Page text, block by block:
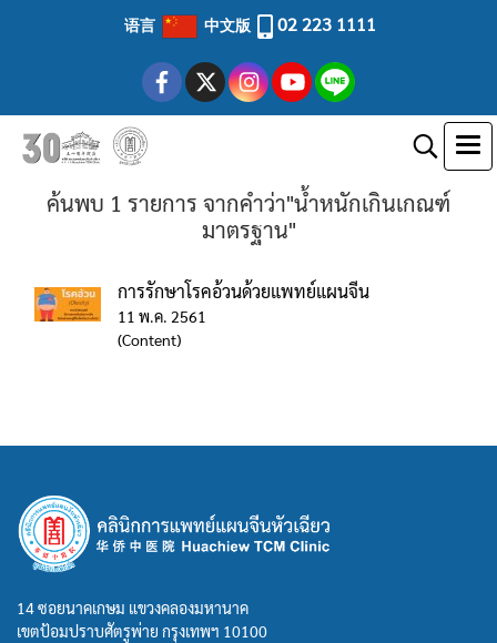
语言 中文版 02 223 1111
ค้นพบ 1 รายการ จากคำว่า"น้ำหนักเกินเกณฑ์
มาตรฐาน"
การรักษาโรคอ้วนด้วยแพทย์แผนจีน
11 พ.ค. 2561
(Content)
14 ซอยนาคเกษม แขวงคลองมหานาค
เขตป้อมปราบศัตรูพ่าย กรุงเทพฯ 10100